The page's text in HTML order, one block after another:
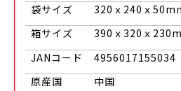
袋サイズ
320ｘ240ｘ
箱サイズ
390ｘ320ｘ
JANコード
4956017155034
原産国
中国